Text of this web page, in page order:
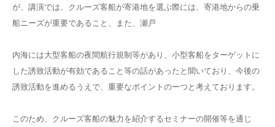
が、講演では、クルーズ客船が寄港地を選ぶ際には、寄港地からの乗
船ニーズが重要であること、また、瀬戸
内海には大型客船の夜間航行規制等があり、小型客船をターゲットに
した誘致活動が有効であること等の話があったと聞いており、今後の
誘致活動を進めるうえで、重要なポイントのーつと考えております。
このため、クルーズ客船の魅力を紹介するセミナーの開催等を通じ